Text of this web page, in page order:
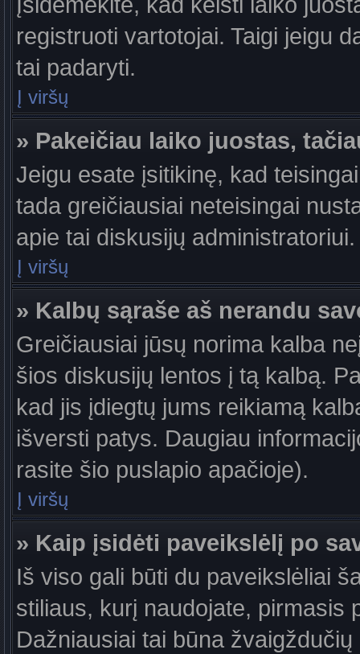
registruoti vartotojai. Taigi jeigu
tai padaryti.
Į viršų
» Pakeičiau laiko juostas,
Jeigu esate įsitikinę, kad
tada greičiausiai neteisingai
apie tai diskusijų administratoriui.
Į viršų
» Kalbų sąraše aš nerandu
Greičiausiai jūsų norima kalba
šios diskusijų lentos į tą kalbą.
kad jis įdiegtų jums reikiamą
išversti patys. Daugiau
rasite šio puslapio apačioje).
Į viršų
» Kaip įsidėti paveikslėlį po
Iš viso gali būti du paveikslėliai
stiliaus, kurį naudojate, pirmasis
Dažniausiai tai būna